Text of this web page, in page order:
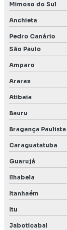
Orçamento
Outorga da água
Outorga de uso
PCA
PCA plano de
Plano de
Poço de
Poço de
Mimoso do Sul
Anchieta
Pedro Canário
São Paulo
Amparo
Araras
Atibaia
Bauru
Bragança Paulista
Caraguatatuba
Guarujá
Ilhabela
Itanhaém
Itu
Jaboticabal